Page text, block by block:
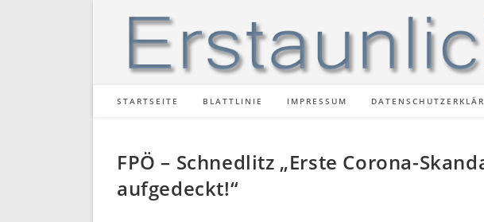
STARTSEITE BLATTLINIE IMPRESSUM
FPÖ – Schnedlitz „Erste Corona-
aufgedeckt!“